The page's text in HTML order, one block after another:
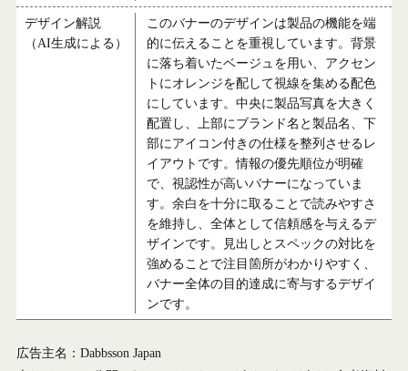
デザイン解説
（AI生成による）
このバナーのデザインは製品の機能を端
的に伝えることを重視しています。背景
に落ち着いたベージュを用い、アクセン
トにオレンジを配して視線を集める配色
にしています。中央に製品写真を大きく
配置し、上部にブランド名と製品名、下
部にアイコン付きの仕様を整列させるレ
イアウトです。情報の優先順位が明確
で、視認性が高いバナーになっていま
す。余白を十分に取ることで読みやすさ
を維持し、全体として信頼感を与えるデ
ザインです。見出しとスペックの対比を
強めることで注目箇所がわかりやすく、
バナー全体の目的達成に寄与するデザイ
ンです。
広告主名：Dabbsson Japan